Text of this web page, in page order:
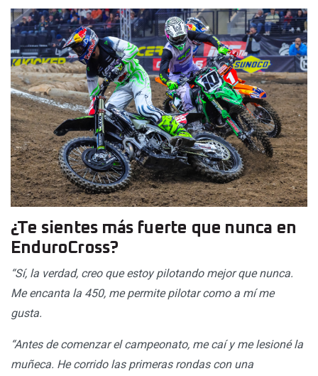
¿Te sientes más fuerte que nunca en
EnduroCross?
“Sí, la verdad, creo que estoy pilotando mejor que nunca.
Me encanta la 450, me permite pilotar como a mí me
gusta.
“Antes de comenzar el campeonato, me caí y me lesioné la
muñeca. He corrido las primeras rondas con una